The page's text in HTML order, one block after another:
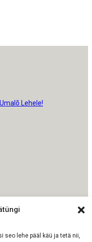
seo lehe pääl käü ja tetä nii,
Lehele!